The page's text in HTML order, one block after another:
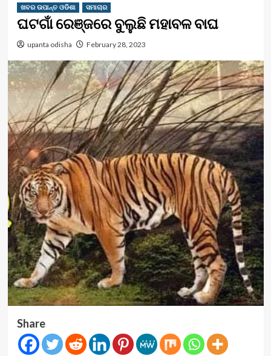
ଖବର ଉପାନ୍ତ ଓଡିଶା ସମାଚାର
ଘଟଗାଁ ରେଞ୍ଜରେ ବୁଲୁଛି ମହାବଳ ବାଘ
upanta odisha February 28, 2023
Share